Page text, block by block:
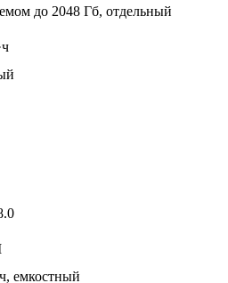
до 2048 Гб, отдельный
емкостный